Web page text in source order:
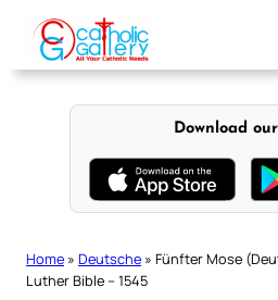
content
Download
Home » Deutsche » Fünfter Mose
Luther Bible – 1545